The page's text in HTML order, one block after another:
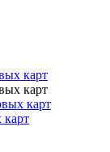
карт
карт
карт
карт